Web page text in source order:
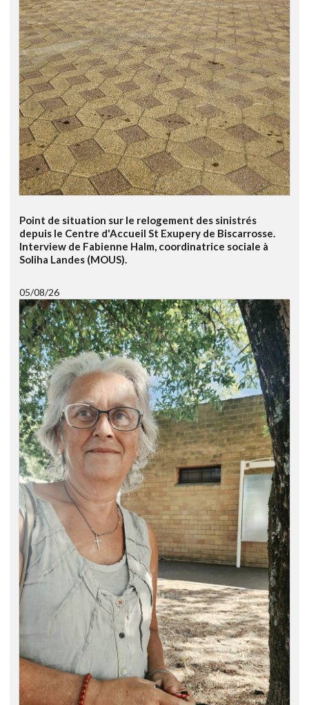
Point de situation sur le relogement des sinistrés
depuis le Centre d'Accueil St Exupery de Biscarrosse.
Interview de Fabienne Halm, coordinatrice sociale à
Soliha Landes (MOUS).
05/08/26